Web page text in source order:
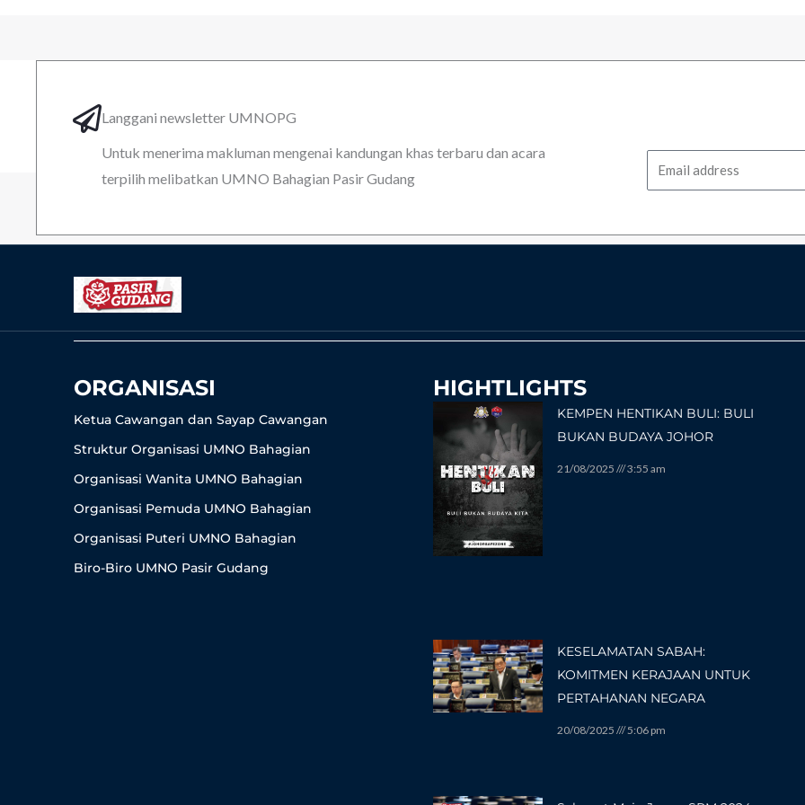
Langgani newsletter UMNOPG
Untuk menerima makluman mengenai kandungan khas terbaru dan acara
terpilih melibatkan UMNO Bahagian Pasir Gudang
Email
ORGANISASI
Ketua Cawangan dan Sayap Cawangan
Struktur Organisasi UMNO Bahagian
Organisasi Wanita UMNO Bahagian
Organisasi Pemuda UMNO Bahagian
Organisasi Puteri UMNO Bahagian
Biro-Biro UMNO Pasir Gudang
HIGHTLIGHTS
KEMPEN HENTIKAN BULI: BULI
BUKAN BUDAYA JOHOR
21/08/2025 3:55 am
KESELAMATAN SABAH:
KOMITMEN KERAJAAN UNTUK
PERTAHANAN NEGARA
20/08/2025 5:06 pm